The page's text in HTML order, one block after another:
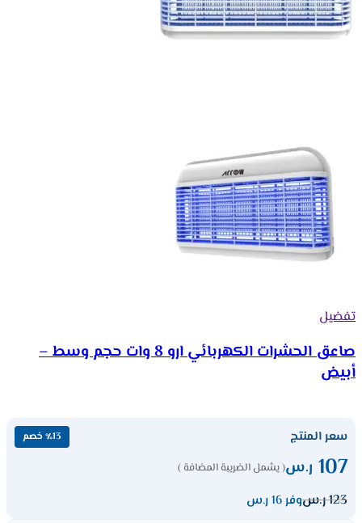
تفضيل
صاعق الحشرات الكهربائي ارو 8 وات حجم وسط –
أبيض
سعر المنتج ٪13 خصم
107 ر.س( يشمل الضريبة المضافة )
123ر.سوفر 16 ر.س